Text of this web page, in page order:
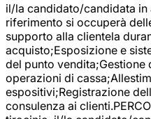
il/la candidato/candidata
riferimento si occuperà
supporto alla clientela
acquisto;Esposizione e
del punto vendita;Gestione
operazioni di
espositivi;Registrazione
consulenza ai